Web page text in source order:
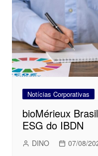
Notícias Corporativas
bioMérieux
ESG do IBDN
DINO 07/08/